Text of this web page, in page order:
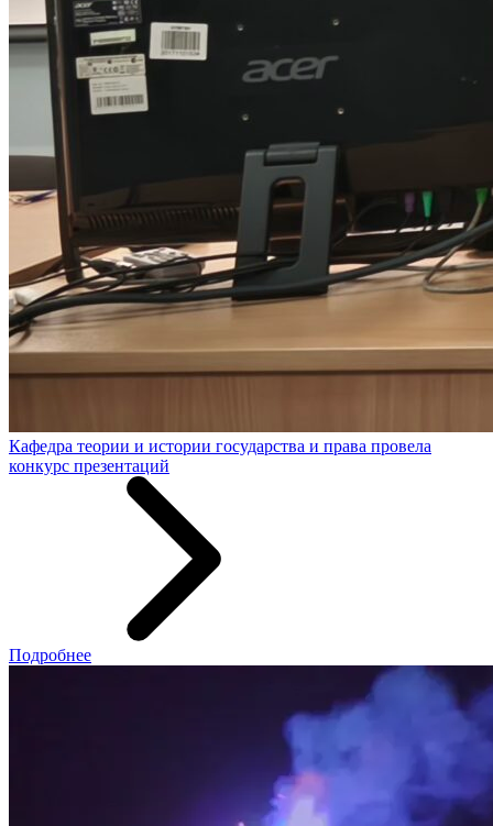
Кафедра теории и истории государства и права провела
конкурс презентаций
Подробнее